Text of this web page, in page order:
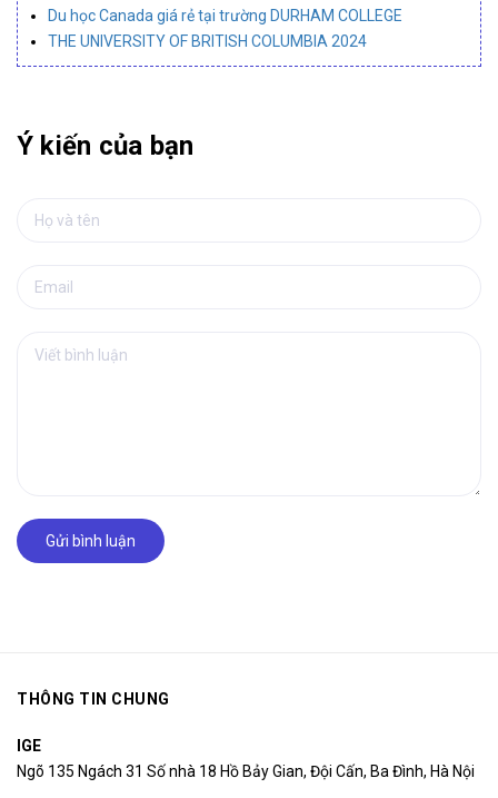
Du học Canada giá rẻ tại trường DURHAM COLLEGE
THE UNIVERSITY OF BRITISH COLUMBIA 2024
Ý kiến của bạn
Gửi bình luận
THÔNG TIN CHUNG
IGE
Ngõ 135 Ngách 31 Số nhà 18 Hồ Bảy Gian, Đội Cấn, Ba Đình, Hà Nội